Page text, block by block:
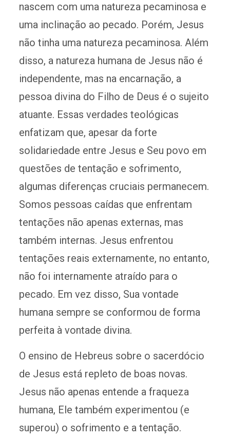
nascem com uma natureza pecaminosa e
uma inclinação ao pecado. Porém, Jesus
não tinha uma natureza pecaminosa. Além
disso, a natureza humana de Jesus não é
independente, mas na encarnação, a
pessoa divina do Filho de Deus é o sujeito
atuante. Essas verdades teológicas
enfatizam que, apesar da forte
solidariedade entre Jesus e Seu povo em
questões de tentação e sofrimento,
algumas diferenças cruciais permanecem.
Somos pessoas caídas que enfrentam
tentações não apenas externas, mas
também internas. Jesus enfrentou
tentações reais externamente, no entanto,
não foi internamente atraído para o
pecado. Em vez disso, Sua vontade
humana sempre se conformou de forma
perfeita à vontade divina.
O ensino de Hebreus sobre o sacerdócio
de Jesus está repleto de boas novas.
Jesus não apenas entende a fraqueza
humana, Ele também experimentou (e
superou) o sofrimento e a tentação.